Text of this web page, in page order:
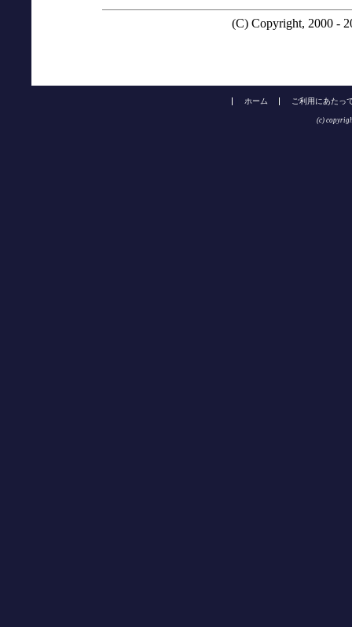
(C) Copyright, 2000 -
ホーム ご利用にあたっ
(c)